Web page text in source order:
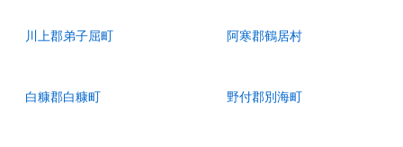
川上郡弟子屈町 阿寒郡鶴居村
白糠郡白糠町 野付郡別海町